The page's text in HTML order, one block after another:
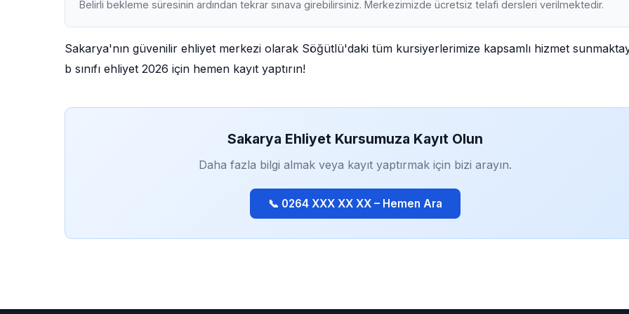
Belirli bekleme süresinin ardından tekrar sınava girebilirsiniz. Merkezimizde ücretsiz telafi dersleri verilmektedir.
Sakarya'nın güvenilir ehliyet merkezi olarak Söğütlü'daki tüm kursiyerlerimize kapsamlı hizmet
b sınıfı ehliyet 2026 için hemen kayıt yaptırın!
Sakarya Ehliyet Kursumuza Kayıt Olun
Daha fazla bilgi almak veya kayıt yaptırmak için bizi arayın.
📞 0264 XXX XX XX – Hemen Ara